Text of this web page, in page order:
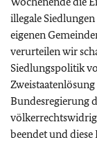
illegale
eigenen
verurteilen wir
Siedlungspolitik
Bundesregierung
völkerrechtswidrig
beendet und